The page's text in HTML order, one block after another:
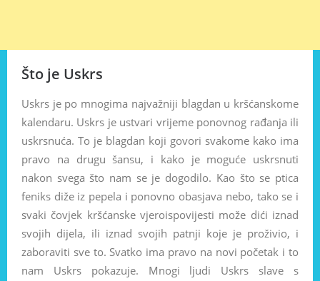
Što je Uskrs
Uskrs je po mnogima najvažniji blagdan u kršćanskome
kalendaru. Uskrs je ustvari vrijeme ponovnog rađanja ili
uskrsnuća. To je blagdan koji govori svakome kako ima
pravo na drugu šansu, i kako je moguće uskrsnuti
nakon svega što nam se je dogodilo. Kao što se ptica
feniks diže iz pepela i ponovno obasjava nebo, tako se i
svaki čovjek kršćanske vjeroispovijesti može dići iznad
svojih dijela, ili iznad svojih patnji koje je proživio, i
zaboraviti sve to. Svatko ima pravo na novi početak i to
nam Uskrs pokazuje. Mnogi ljudi Uskrs slave s